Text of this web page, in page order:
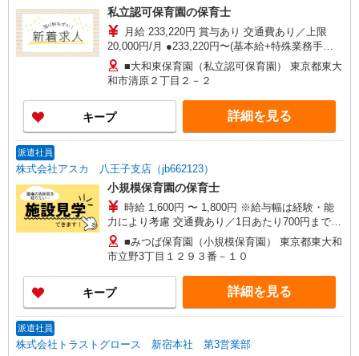
私立認可保育園の保育士
月給 233,220円 賞与あり 交通費あり／上限
20,000円/月 ●233,220円〜(基本給+特殊業務手当)
※上記は新卒の給与です。こちらの内容に年齢、
ご経験を加味して算出します！ 家族手当：子一人
につき5,000円/月 職務手当：10,000円〜120,000円
／月
■大和東保育園（私立認可保育園） 東京都東大
和市清原２丁目２－２
キープ 詳細を見る
派遣社員
株式会社アスカ 八王子支店（jb662123）
小規模保育園の保育士
時給 1,600円 〜 1,800円 ※給与幅は経験・能
力により考慮 交通費あり／1日あたり700円まで
週3日時給1800円 週5日時給1600円
■みつば保育園（小規模保育園） 東京都東大和
市立野3丁目１２９３番－１０
キープ 詳細を見る
派遣社員
株式会社トラストグロース 新宿本社 第3営業部